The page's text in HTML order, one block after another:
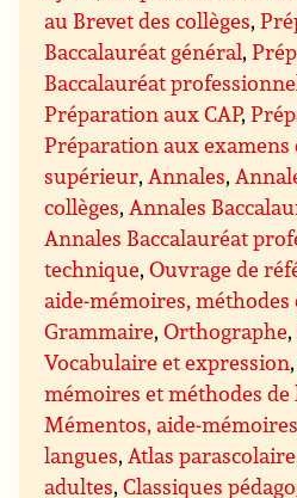
au Brevet des collèges,
Baccalauréat général,
Baccalauréat
Préparation aux CAP,
Préparation aux examens
supérieur, Annales,
collèges, Annales
Annales Baccalauréat
technique,Ouvrage de
aide-mémoires, méthodes
Grammaire,Orthographe,
Vocabulaire et expression,
mémoires et méthodes
Mémentos, aide-
langues, Atlas parascolaire
adultes,Classiques